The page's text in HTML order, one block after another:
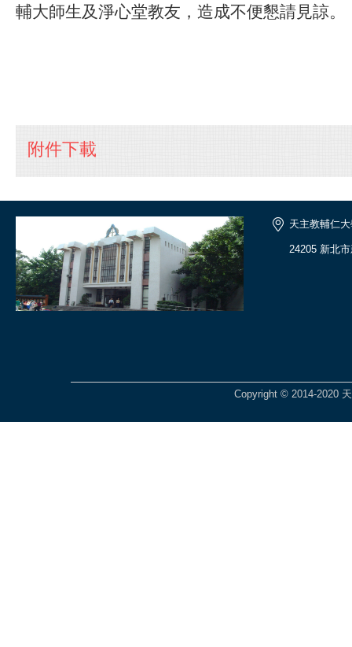
輔大師生及淨心堂教友，造成不便懇請見諒。
附件下載
天主教輔仁
24205 新北
Copyright © 2014-2020